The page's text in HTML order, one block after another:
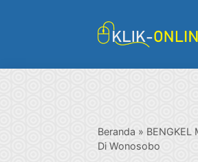
Beranda » BENGKEL
Di Wonosobo